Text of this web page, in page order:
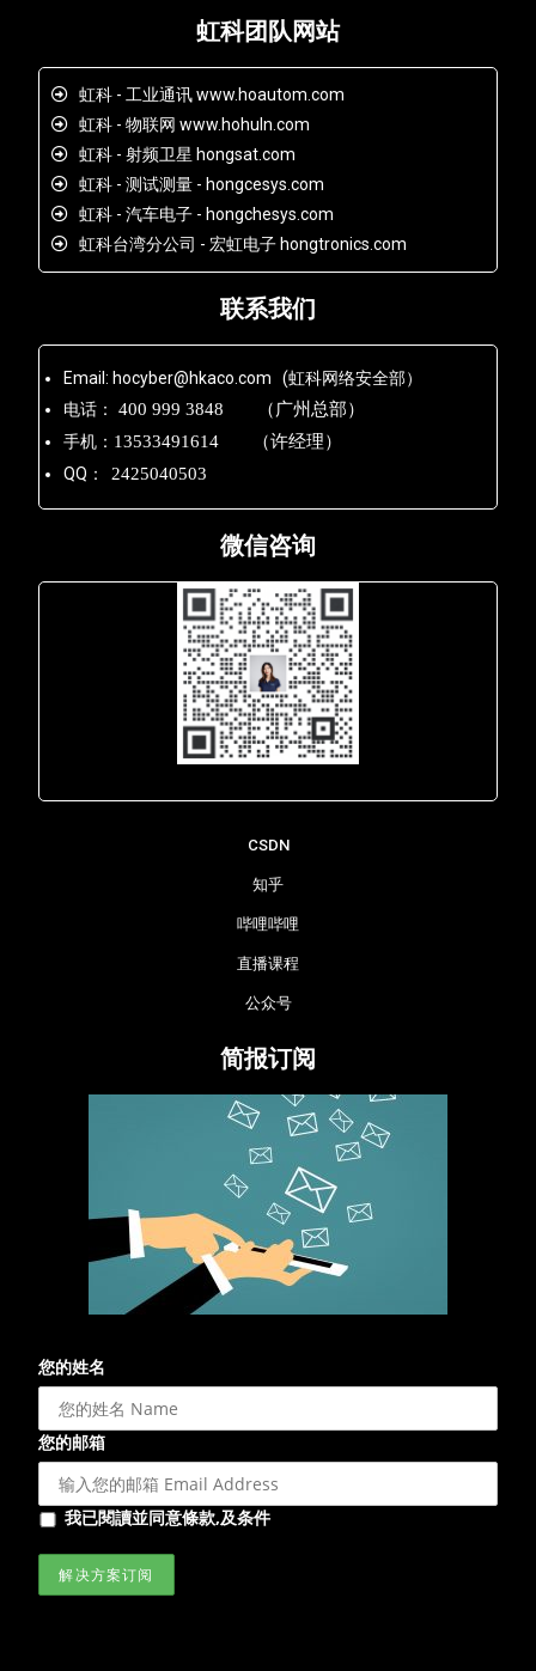
虹科团队网站
虹科 - 工业通讯 www.hoautom.com
虹科 - 物联网 www.hohuln.com
虹科 - 射频卫星 hongsat.com
虹科 - 测试测量 - hongcesys.com
虹科 - 汽车电子 - hongchesys.com
虹科台湾分公司 - 宏虹电子 hongtronics.com
联系我们
Email: hocyber@hkaco.com (虹科网络安全部）
电话：
400 999 3848 （广州总部）
手机： 13533491614 （许经理）
QQ： 2425040503
微信咨询
CSDN
知乎
哔哩哔哩
直播课程
公众号
简报订阅
您的姓名
您的邮箱
我已閱讀並同意條款,及条件